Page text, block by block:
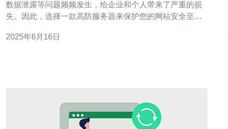
数据泄露等问题频频发生，给企业和个人带来了严重的损
失。因此，选择一款高防服务器来保护您的网站安全至关
器，可以有效保障您的网站安全。下面我们来详细了解一
2025年6月16日